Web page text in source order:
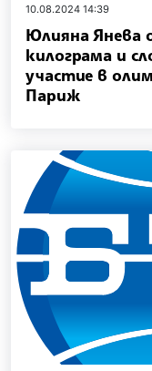
10.08.2024 14:39
Юлияна Янева
килограма и
участие в
Париж